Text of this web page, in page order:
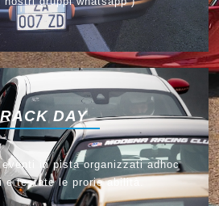
DAY
eventi in pista organizzati adhoc
e testate le prorie abilità.